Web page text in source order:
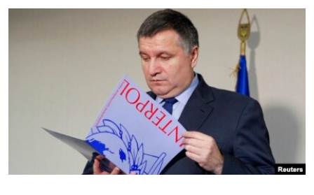
ТЕЛЕПРОЕКТ КРЫМ.РЕАЛИИ
СОВЕТЫ ПРАВОЗАЩИТНИКОВ
ПРОПАВШИЕ БЕЗ ВЕСТИ
ПОБЕДИТЕЛЕЙ НЕ СУДЯТ?
КРЫМ.НЕПОКОРЕННЫЙ
КАК ОБОЙТИ БЛОКИРОВКУ
ПРИСОЕДИНЯЙТЕСЬ!